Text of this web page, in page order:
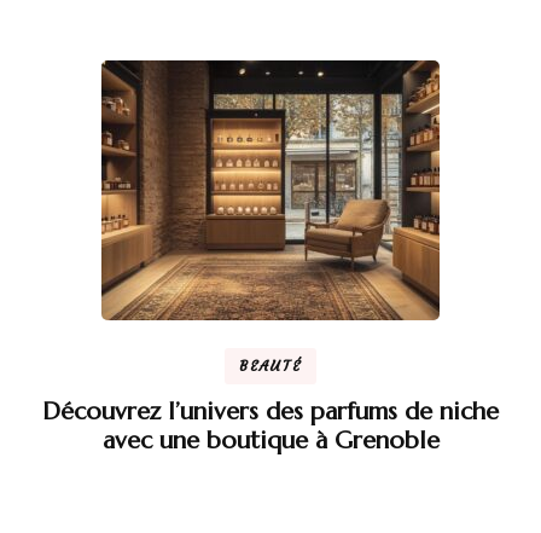
BEAUTÉ
Découvrez l’univers des parfums de niche
avec une boutique à Grenoble